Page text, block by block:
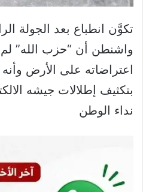
تكوَّن انطباع بعد الجولة
واشنطن أن “حزب الله”
اعتراضاته على الأرض
بتكثيف إطلالات جيشه
نداء الوطن